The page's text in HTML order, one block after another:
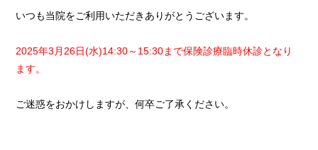
いつも当院をご利用いただきありがとうございます。
2025年3月26日(水)14:30～15:30まで保険診療臨時休診となり
ます。
ご迷惑をおかけしますが、何卒ご了承ください。